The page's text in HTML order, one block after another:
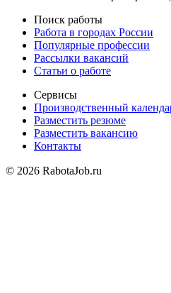
Поиск работы
Работа в городах России
Популярные профессии
Рассылки вакансий
Статьи о работе
Сервисы
Производственный
Разместить резюме
Разместить вакансию
Контакты
© 2026 RabotaJob.ru